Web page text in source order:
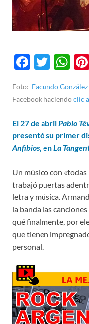
F
e
o
o
k
T
itt
W
at
A
p
p
Foto: Facundo González
Facebook haciendoclic
El 27 de abrilPablo
presentó su primer
Anfibios, enLa
Un músico con
trabajó puertas
letra y música.
la banda las
qué finalmente, por
que tienen
personal.